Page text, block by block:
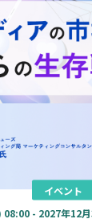
イベント
08:00 - 2027年12